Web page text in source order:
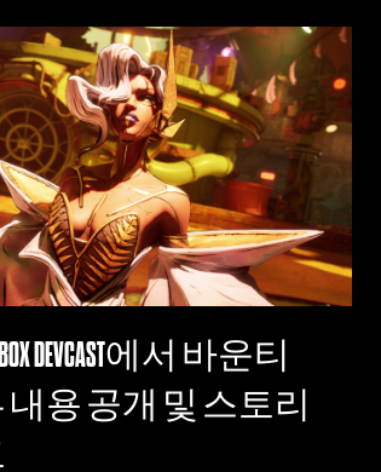
DEVCAST에서 바운티
내용 공개 및 스토리